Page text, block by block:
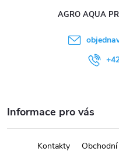
AGRO AQUA
Informace pro vás
Kontakty